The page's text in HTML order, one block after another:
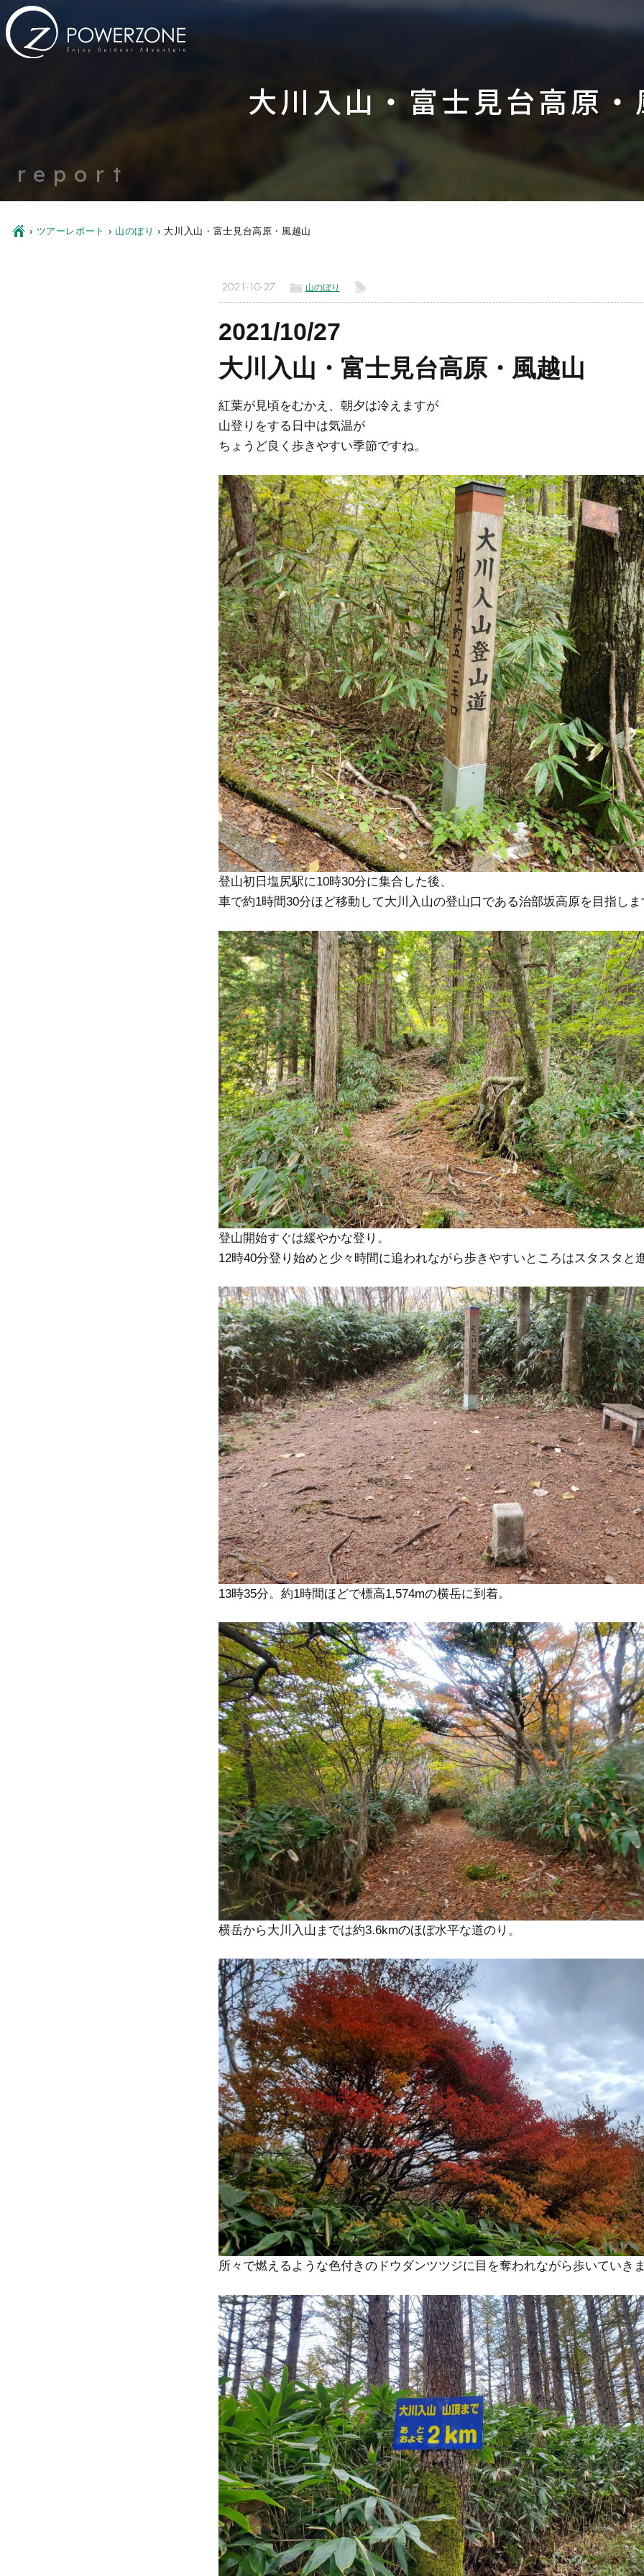
report
大川入山・富士見台高原
Ç › ツアーレポート › 山のぼり › 大川入山・富士見台高原・風越山
2021-10-27 ë 山のぼり l
2021/10/27
大川入山・富士見台高原・風越山
紅葉が見頃をむかえ、朝夕は冷えますが
山登りをする日中は気温が
ちょうど良く歩きやすい季節ですね。
登山初日塩尻駅に10時30分に集合した後、
車で約1時間30分ほど移動して大川入山の登山口である治部坂高原を目指しま
登山開始すぐは緩やかな登り。
12時40分登り始めと少々時間に追われながら歩きやすいところはスタスタと
13時35分。約1時間ほどで標高1,574mの横岳に到着。
横岳から大川入山までは約3.6kmのほぼ水平な道のり。
所々で燃えるような色付きのドウダンツツジに目を奪われながら歩いていき